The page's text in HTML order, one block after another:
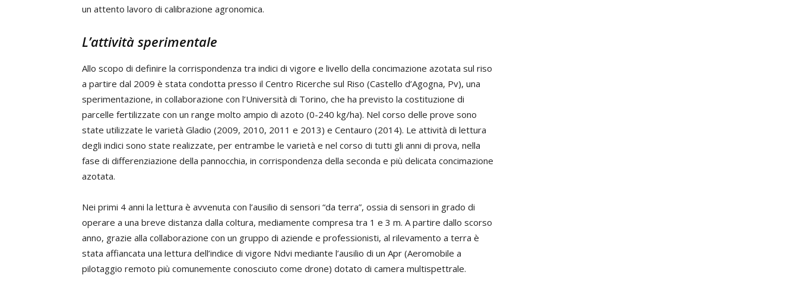
un attento lavoro di calibrazione agronomica.
L’attività sperimentale
Allo scopo di definire la corrispondenza tra indici di vigore e livello della concimazione azotata sul riso
a partire dal 2009 è stata condotta presso il Centro Ricerche sul Riso (Castello d’Agogna, Pv), una
sperimentazione, in collaborazione con l’Università di Torino, che ha previsto la costituzione di
parcelle fertilizzate con un range molto ampio di azoto (0-240 kg/ha). Nel corso delle prove sono
state utilizzate le varietà Gladio (2009, 2010, 2011 e 2013) e Centauro (2014). Le attività di lettura
degli indici sono state realizzate, per entrambe le varietà e nel corso di tutti gli anni di prova, nella
fase di differenziazione della pannocchia, in corrispondenza della seconda e più delicata concimazione
azotata.
Nei primi 4 anni la lettura è avvenuta con l’ausilio di sensori “da terra”, ossia di sensori in grado di
operare a una breve distanza dalla coltura, mediamente compresa tra 1 e 3 m. A partire dallo scorso
anno, grazie alla collaborazione con un gruppo di aziende e professionisti, al rilevamento a terra è
stata affiancata una lettura dell’indice di vigore Ndvi mediante l’ausilio di un Apr (Aeromobile a
pilotaggio remoto più comunemente conosciuto come drone) dotato di camera multispettrale.